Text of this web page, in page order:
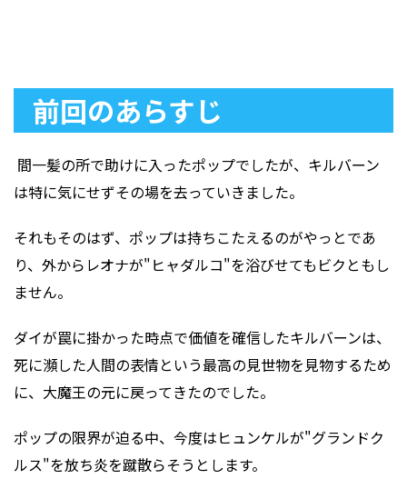
前回のあらすじ
間一髪の所で助けに入ったポップでしたが、キルバーン
は特に気にせずその場を去っていきました。
それもそのはず、ポップは持ちこたえるのがやっとであ
り、外からレオナが"ヒャダルコ"を浴びせてもビクともし
ません。
ダイが罠に掛かった時点で価値を確信したキルバーンは、
死に瀕した人間の表情という最高の見世物を見物するため
に、大魔王の元に戻ってきたのでした。
ポップの限界が迫る中、今度はヒュンケルが"グランドク
ルス"を放ち炎を蹴散らそうとします。